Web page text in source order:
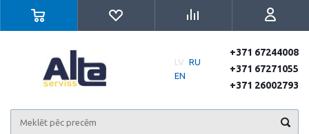
LV RU
EN
+371 67244008
+371 67271055
+371 26002793